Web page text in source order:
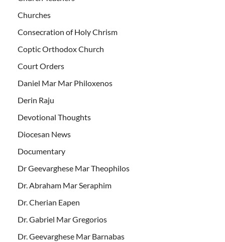
Churches
Consecration of Holy Chrism
Coptic Orthodox Church
Court Orders
Daniel Mar Mar Philoxenos
Derin Raju
Devotional Thoughts
Diocesan News
Documentary
Dr Geevarghese Mar Theophilos
Dr. Abraham Mar Seraphim
Dr. Cherian Eapen
Dr. Gabriel Mar Gregorios
Dr. Geevarghese Mar Barnabas